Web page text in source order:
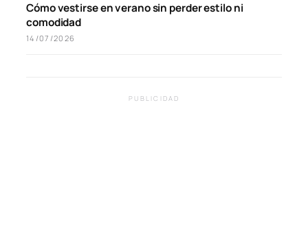
Cómo vestirse en verano sin perder estilo ni
comodidad
14/07/2026
PUBLICIDAD